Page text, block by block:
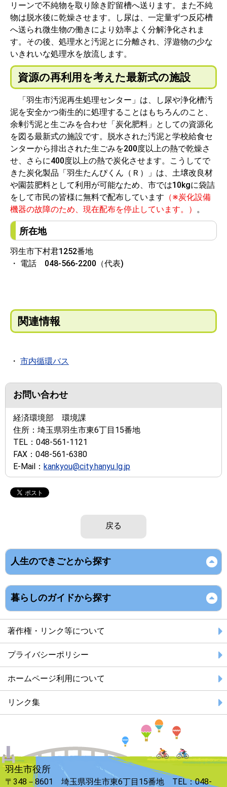
リーンで不純物を取り除き貯留槽へ送ります。また不純
物は脱水後に乾燥させます。し尿は、一定量ずつ反応槽
へ送られ微生物の働きにより効率よく分解浄化されま
す。その後、処理水と汚泥とに分離され、浮遊物の少な
いきれいな処理水を放流します。
資源の再利用を考えた最新式の施設
「羽生市汚泥再生処理センター」は、し尿や浄化槽汚
泥を安全かつ衛生的に処理することはもちろんのこと、
余剰汚泥と生ごみを合わせ「炭化肥料」としての資源化
を図る最新式の施設です。脱水された汚泥と学校給食セ
ンターから排出された生ごみを200度以上の熱で乾燥さ
せ、さらに400度以上の熱で炭化させます。こうしてで
きた炭化製品「羽生たんぴくん（Ｒ）」は、土壌改良材
や園芸肥料として利用が可能なため、市では10kgに袋詰
をして市民の皆様に無料で配布しています （※炭化設備
機器の故障のため、現在配布を停止しています。） 。
所在地
羽生市下村君1252番地
・ 電話 048-566-2200（代表)
関連情報
・ 市内循環バス
お問い合わせ
経済環境部 環境課
住所： 埼玉県羽生市東6丁目15番地
TEL： 048-561-1121
FAX： 048-561-6380
E-Mail： kankyou@city.hanyu.lg.jp
戻る
人生のできごとから探す
暮らしのガイドから探す
著作権・リンク等について
プライバシーポリシー
ホームページ利用について
リンク集
羽生市役所
〒348－8601 埼玉県羽生市東6丁目15番地 TEL：048-